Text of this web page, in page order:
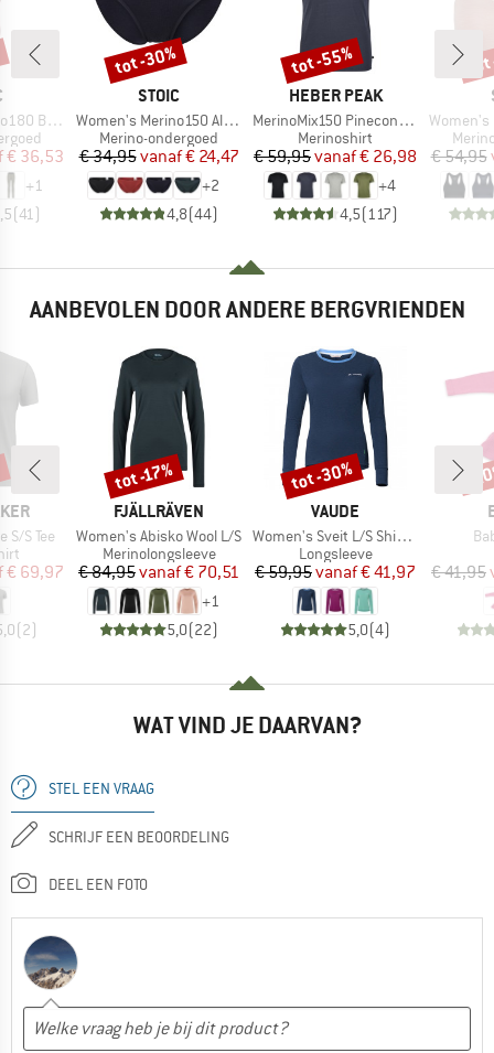
Long Pants
prijs
€ 36,53
+1
(41 )
MERK
STOIC
Artikel
Women's Merino150 AlsenSt. Brief
Productgroep
Merino-ondergoed
Prijs
€ 34,95 Verlaagde prijs
vanaf€ 24,47
+2
4,8(44)
Korting
tot -30%
MERK
HEBER PEAK
Artikel
MerinoMix150 PineconeHe. II T-Shirt
Productgroep
Merinoshirt
Prijs
€ 59,95 Verlaagde prijs
vanaf€ 26,98
+4
4,5(117)
Korting
tot -55%
Artikel
Women's
€ 54,95
AANBEVOLEN DOOR ANDERE BERGVRIENDEN
S/S Tee
prijs
€ 69,97
(2)
MERK
FJÄLLRÄVEN
Artikel
Women's Abisko Wool L/S
Productgroep
Merinolongsleeve
Prijs
€ 84,95 Verlaagde prijs
vanaf€ 70,51
+1
5,0(22)
Korting
tot -17%
MERK
VAUDE
Artikel
Women's Sveit L/S Shirt II
Productgroep
Longsleeve
Prijs
€ 59,95 Verlaagde prijs
vanaf€ 41,97
5,0(4)
Korting
tot -30%
€ 41,95
-
WAT VIND JE DAARVAN?
STEL EEN VRAAG
SCHRIJF EEN BEOORDELING
DEEL EEN FOTO